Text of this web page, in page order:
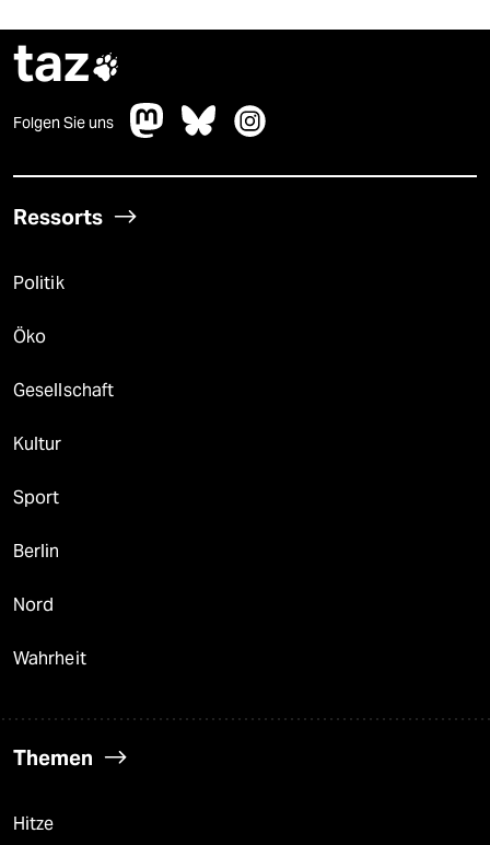
taz
Folgen Sie uns
Ressorts
Politik
Öko
Gesellschaft
Kultur
Sport
Berlin
Nord
Wahrheit
Themen
Hitze